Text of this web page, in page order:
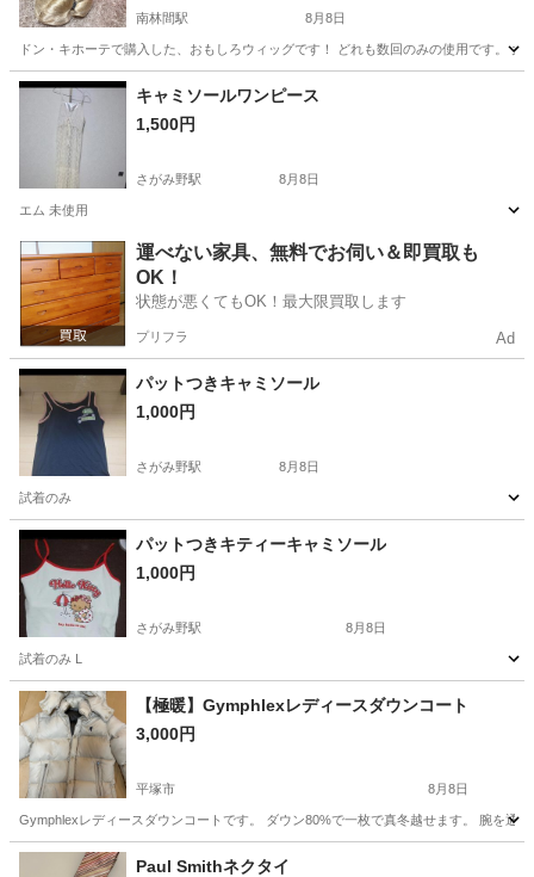
南林間駅 8月8日
ドン・キホーテで購入した、おもしろウィッグです！ どれも数回のみの使用です。
神奈川 大和市 キャミソールワンピース
1,500円
さがみ野駅 8月8日
エム 未使用
神奈川 綾瀬市 さがみ野駅 服/ファッション
運べない家具、無料でお伺い＆即買取も
OK！
状態が悪くてもOK！最大限買取します
プリフラ Ad
パットつきキャミソール
1,000円
さがみ野駅 8月8日
試着のみ
神奈川 綾瀬市 さがみ野駅 ワンピース
パットつきキティーキャミソール
1,000円
さがみ野駅 8月8日
試着のみ L
神奈川 綾瀬市 さがみ野駅
【極暖】Gymphlexレディースダウンコート
3,000円
平塚市 8月8日
Gymphlexレディースダウンコートです。 ダウン80%で一枚で真冬越せます。 腕を通
神奈川 平塚市 レディースダウンコート
Paul Smithネクタイ